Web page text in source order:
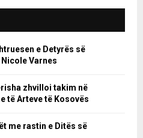
e Detyrës së
Varnes
zhvilloi takim në
të Arteve të Kosovës
me rastin e Ditës së